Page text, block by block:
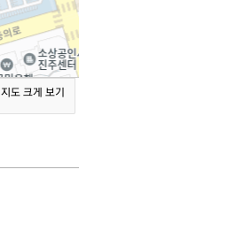
지도 크게 보기